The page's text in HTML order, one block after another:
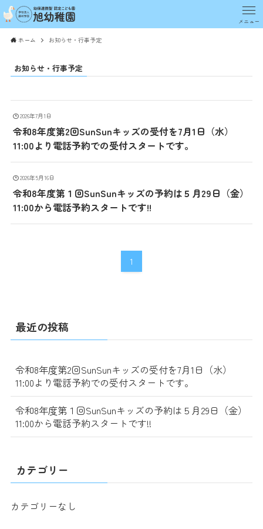
メニュー
ホーム お知らせ・行事予定
お知らせ・行事予定
2026年7月1日
令和8年度第2回SunSunキッズの受付を7月1日（水）
11:00より電話予約での受付スタートです。
2026年5月16日
令和8年度第１回SunSunキッズの予約は５月29日（金）
11:00から電話予約スタートです!!
1
最近の投稿
令和8年度第2回SunSunキッズの受付を7月1日（水）
11:00より電話予約での受付スタートです。
令和8年度第１回SunSunキッズの予約は５月29日（金）
11:00から電話予約スタートです!!
カテゴリー
カテゴリーなし